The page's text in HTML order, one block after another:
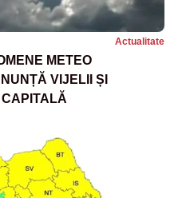
Actualitate
METEO
VIJELII ȘI
CAPITALĂ